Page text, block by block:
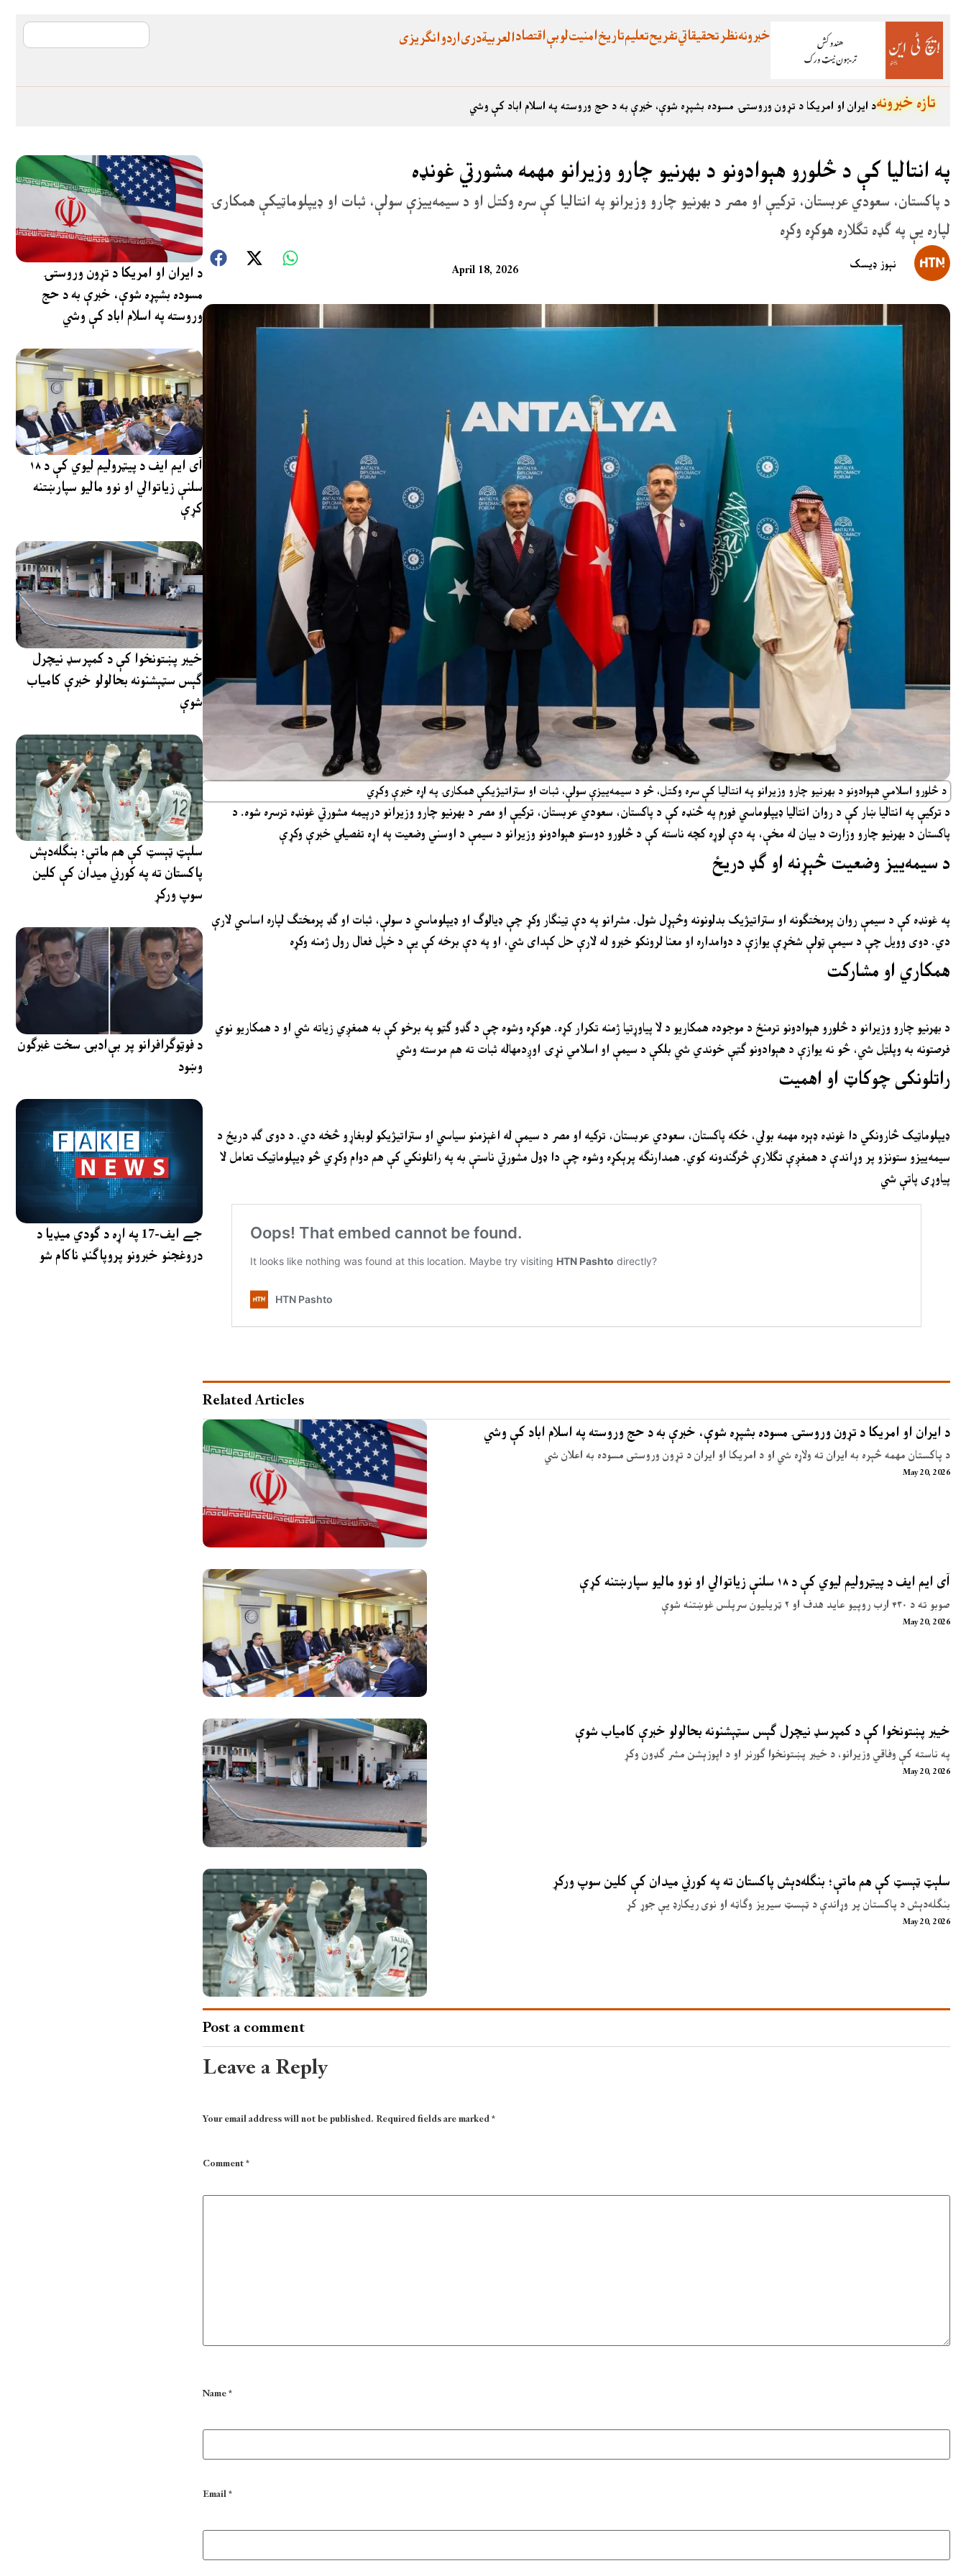
اقتصادلوبېامنیتتاریختعلیمتفریحتحقیقاتينظرخبرونه انگریزیاردودریالعربية
د ایران او امریکا د تړون وروستۍ مسوده بشپړه شوې، خبرې به د حج وروسته په اسلام اباد کې وشيتازه خبرونه
د ایران او امریکا د تړون وروستۍ
مسوده بشپړه شوې، خبرې به د حج
وروسته په اسلام اباد کې وشي
آی ایم ایف د پیټرولیم لیوي کې د ۱۸
سلنې زیاتوالي او نوو مالیو سپارښتنه
کړې
خیبر پښتونخوا کې د کمپرسډ نیچرل
ګېس سټېشنونه بحالولو خبرې کامیاب
شوې
سلېټ ټېسټ کې هم ماتې؛ بنګله‌دېش
پاکستان ته په کورني میدان کې کلین
سوپ ورکړ
د فوټوګرافرانو پر بې‌ادبۍ سخت غبرګون
وښود
جے ایف-17 په اړه د ګودي میډیا د
دروغجنو خبرونو پروپاګنډ ناکام شو
په انتالیا کې د څلورو هېوادونو د بهرنیو چارو وزیرانو مهمه مشورتي غونډه
د پاکستان، سعودي عربستان، ترکیې او مصر د بهرنیو چارو وزیرانو په انتالیا کې سره وکتل او د سیمه‌ییزې سولې، ثبات او ډیپلوماټیکې همکارۍ
لپاره یې په ګډه تګلاره هوکړه وکړه
April 18, 2026 نېوز ډیسک
د څلورو اسلامي هېوادونو د بهرنیو چارو وزیرانو په انتالیا کې سره وکتل، څو د سیمه‌ییزې سولې، ثبات او ستراتیژیکې همکارۍ په اړه خبرې وکړي
د ترکیې په انتالیا ښار کې د روان انتالیا ډیپلوماسي فورم په څنډه کې د پاکستان، سعودي عربستان، ترکیې او مصر د بهرنیو چارو وزیرانو درېیمه مشورتي غونډه ترسره شوه. د
پاکستان د بهرنیو چارو وزارت د بیان له مخې، په دې لوړه کچه ناسته کې د څلورو دوستو هېوادونو وزیرانو د سیمې د اوسني وضعیت په اړه تفصیلي خبرې وکړې
د سیمه‌ییز وضعیت څېړنه او ګډ دریځ
په غونډه کې د سیمې روان پرمختګونه او ستراتیژیک بدلونونه وڅېړل شول. مشرانو په دې ټینګار وکړ چې ډیالوګ او ډیپلوماسي د سولې، ثبات او ګډ پرمختګ لپاره اساسي لارې
دي. دوی وویل چې د سیمې ټولې شخړې یوازې د دوامداره او معنا لرونکو خبرو له لارې حل کېدای شي، او په دې برخه کې یې د خپل فعال رول ژمنه وکړه
همکاري او مشارکت
د بهرنیو چارو وزیرانو د څلورو هېوادونو ترمنځ د موجوده همکاریو د لا پیاوړتیا ژمنه تکرار کړه. هوکړه وشوه چې د ګډو ګټو په برخو کې به همغږي زیاته شي او د همکاریو نوي
فرصتونه به وپلټل شي، څو نه یوازې د هېوادونو ګټې خوندي شي بلکې د سیمې او اسلامي نړۍ اوږدمهاله ثبات ته هم مرسته وشي
راتلونکی چوکاټ او اهمیت
ډیپلوماټیک څارونکي دا غونډه ډېره مهمه بولي، ځکه پاکستان، سعودي عربستان، ترکیه او مصر د سیمې له اغېزمنو سیاسي او ستراتیژیکو لوبغاړو څخه دي. د دوی ګډ دریځ د
سیمه‌ییزو ستونزو پر وړاندې د همغږې تګلارې څرګندونه کوي. همدارنګه پرېکړه وشوه چې دا ډول مشورتي ناستې به په راتلونکي کې هم دوام وکړي څو ډیپلوماټیک تعامل لا
پیاوړی پاتې شي
Related Articles
د ایران او امریکا د تړون وروستۍ مسوده بشپړه شوې، خبرې به د حج وروسته په اسلام اباد کې وشي
د پاکستان مهمه څېره به ایران ته ولاړه شي او د امریکا او ایران د تړون وروستی مسوده به اعلان شي
May 20, 2026
آی ایم ایف د پیټرولیم لیوي کې د ۱۸ سلنې زیاتوالي او نوو مالیو سپارښتنه کړې
صوبو ته د ۴۳۰ ارب روپیو عاید هدف او ۲ ټریلیون سرپلس غوښتنه شوې
May 20, 2026
خیبر پښتونخوا کې د کمپرسډ نیچرل ګېس سټېشنونه بحالولو خبرې کامیاب شوې
په ناسته کې وفاقي وزیرانو، د خیبر پښتونخوا ګورنر او د اپوزېشن مشر ګډون وکړ
May 20, 2026
سلېټ ټېسټ کې هم ماتې؛ بنګله‌دېش پاکستان ته په کورني میدان کې کلین سوپ ورکړ
بنګله‌دېش د پاکستان پر وړاندې د ټېسټ سیریز وګاټه او نوی ریکارډ یې جوړ کړ
May 20, 2026
Post a comment
Leave a Reply
Your email address will not be published.Required fields are marked*
Comment*
Name*
Email*